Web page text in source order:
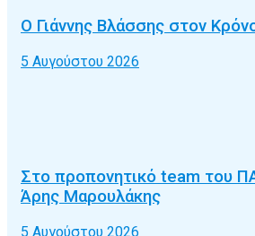
Ο Γιάννης Βλάσσης στον
5 Αυγούστου 2026
Στο προπονητικό team του
Άρης Μαρουλάκης
5 Αυγούστου 2026